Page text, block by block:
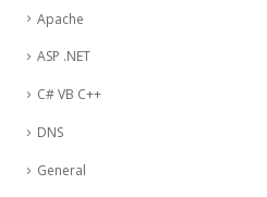
Apache
ASP .NET
C# VB C++
DNS
General